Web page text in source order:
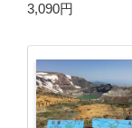
3,090円